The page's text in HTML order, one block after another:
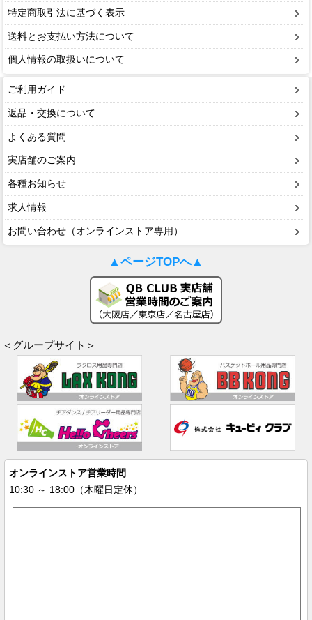
特定商取引法に基づく表示
送料とお支払い方法について
個人情報の取扱いについて
ご利用ガイド
返品・交換について
よくある質問
実店舗のご案内
各種お知らせ
求人情報
お問い合わせ（オンラインストア専用）
▲ページTOPへ▲
＜グループサイト＞
オンラインストア営業時間
10:30 ～ 18:00（木曜日定休）